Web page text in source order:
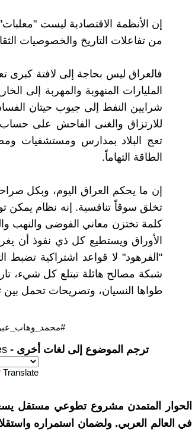
إن الأنظمة الاقتصادية ليست
من تفاعلات التاريخ والخصوصيات
فالعراق ليس بحاجة إلى لافتة كبرى
المليارات المنهوبة والمهربة إلى
شرايين النفط إلى جيوب حيتان
للارتزاق والغنى الفاحش على حساب
تعج البلاد بمدارس ومستشفيات
الطاقة التهاماً.
إن ما يحكم العراق اليوم، وبكل
تخلق سوقاً تنافسية. إنه نظام يمكن
كلمة تختزن معاني الفوضى والنهب
الأوراق ويستطيع كل ذي نفوذ أن
"الفرهود" لا قواعد اشتراكية تضبط
شبكة مصالح هائلة تبتلع كل شيء،
طواها النسيان، وتصريحات تحمل بين
ترجم الموضوع إلى لغات أخرى -
Translate
الحوار المتمدن مشروع تطوعي مستقل يسعى
في العالم العربي. ولضمان استمراره